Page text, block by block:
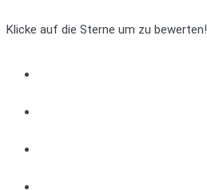
Klicke auf die Sterne um zu bewerten!